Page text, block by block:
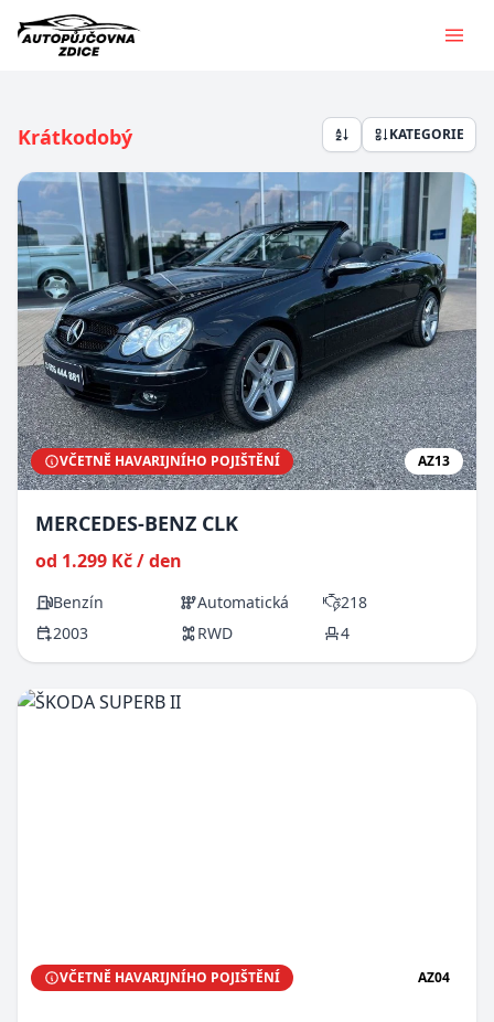
Krátkodobý KATEGORIE
VČETNĚ HAVARIJNÍHO POJIŠTĚNÍ AZ13
MERCEDES-BENZ CLK
od 1.299 Kč / den
Benzín Automatická
218
2003
RWD 4
VČETNĚ HAVARIJNÍHO POJIŠTĚNÍ AZ04